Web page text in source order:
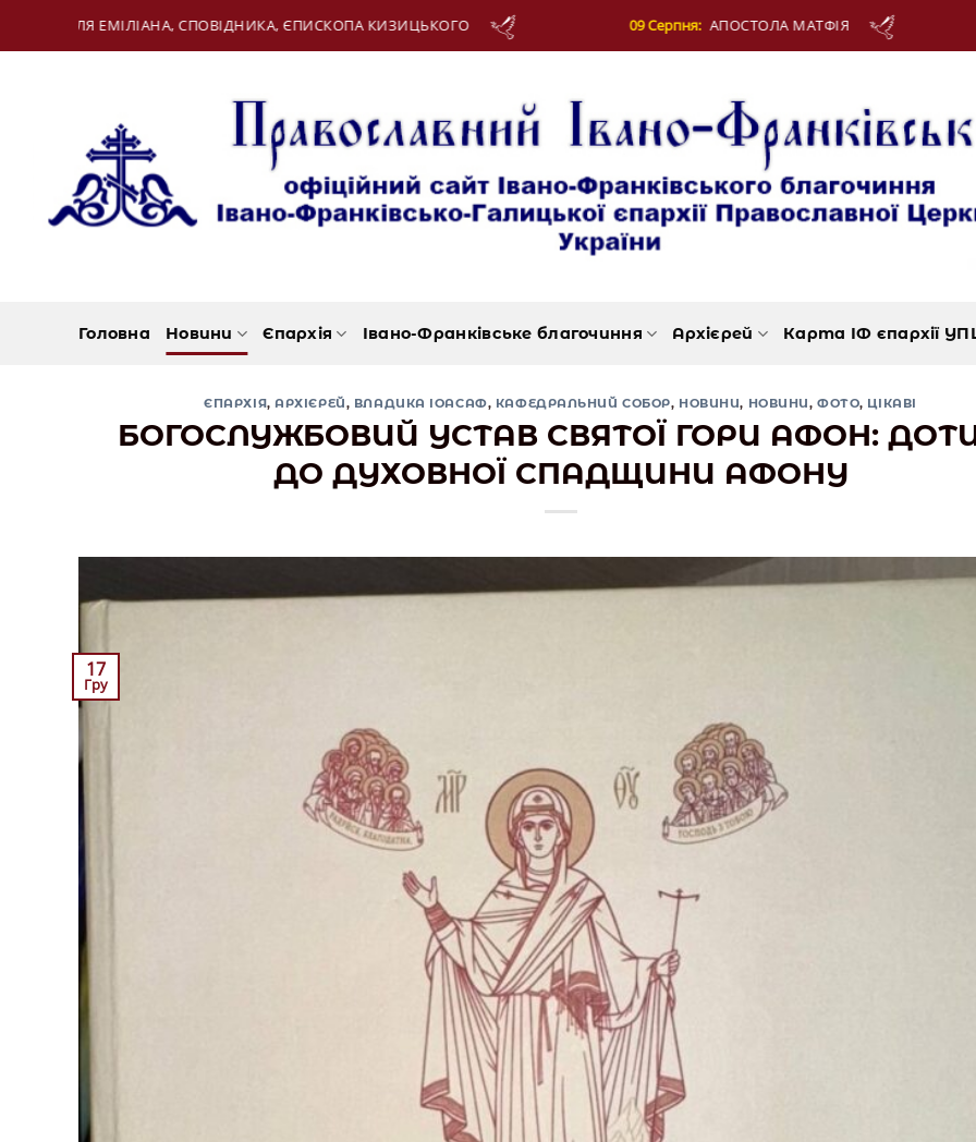
ЄПИСКОПА КИЗИЦЬКОГО 09 Серпня: АПОСТОЛА МАТФІЯ 11 Серпня:
Головна Новини Єпархія Івано-Франківське благочиння Архієрей Карта ІФ єпархії
ЄПАРХІЯ, АРХІЄРЕЙ, ВЛАДИКА ІОАСАФ, КАФЕДРАЛЬНИЙ СОБОР, НОВИНИ, НОВИНИ,ФОТО, ЦІКАВІ
БОГОСЛУЖБОВИЙ УСТАВ СВЯТОЇ ГОРИ АФОН:
ДО ДУХОВНОЇ СПАДЩИНИ АФОНУ
17
Гру